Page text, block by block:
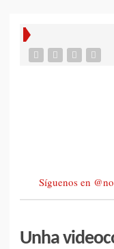
Síguenos en
Unha